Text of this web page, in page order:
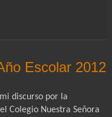
Escolar 2012
discurso por la
Colegio Nuestra Señora